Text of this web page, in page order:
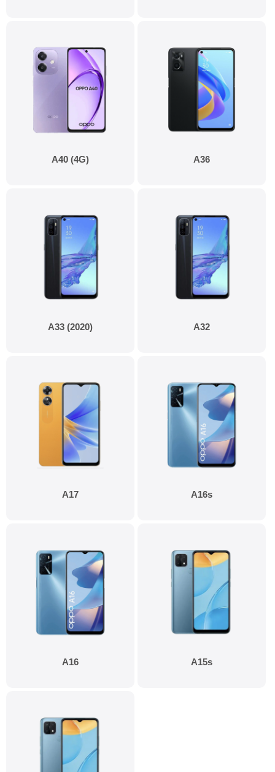
A40 (4G) A36
A33 (2020) A32
A17 A16s
A16 A15s